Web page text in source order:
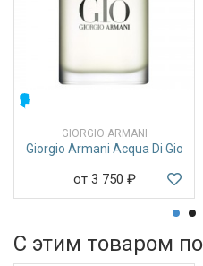
GIORGIO ARMANI
Giorgio Armani Acqua Di Gio
от 3 750 ₽
С этим товаром